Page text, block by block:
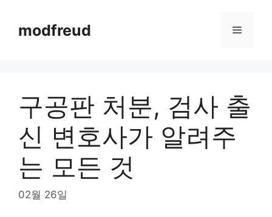
contentmodfreud Menu
구공판 처분, 검사 출
신 변호사가 알려주
는 모든 것
02월 26일